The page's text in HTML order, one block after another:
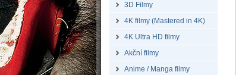
3D Filmy
4K filmy (Mastered in 4K)
4K Ultra HD filmy
Akční filmy
Anime / Manga filmy